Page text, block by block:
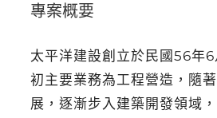
專案概要
太平洋建設創立於民國56年
初主要業務為工程營造，隨
展，逐漸步入建築開發領域